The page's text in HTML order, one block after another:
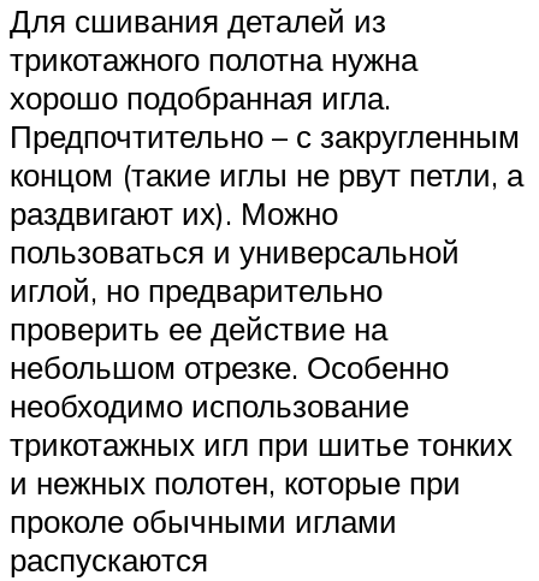
Для сшивания деталей из
трикотажного полотна нужна
хорошо подобранная игла.
Предпочтительно – с закругленным
концом (такие иглы не рвут петли, а
раздвигают их). Можно
пользоваться и универсальной
иглой, но предварительно
проверить ее действие на
небольшом отрезке. Особенно
необходимо использование
трикотажных игл при шитье тонких
и нежных полотен, которые при
проколе обычными иглами
распускаются